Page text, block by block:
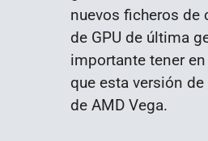
nuevos ficheros de
de GPU de última
importante tener
que esta versión
de AMD Vega.